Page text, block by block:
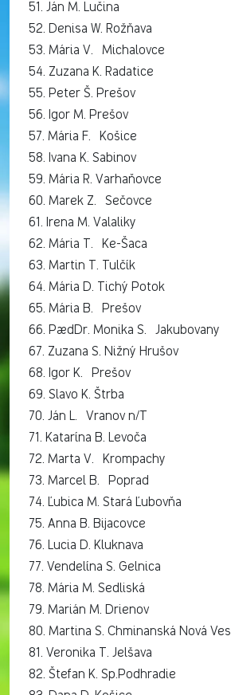
51. Ján M. Lučina
52. Denisa W. Rožňava
53. Mária V. Michalovce
54. Zuzana K. Radatice
55. Peter Š. Prešov
56. Igor M. Prešov
57. Mária F. Košice
58. Ivana K. Sabinov
59. Mária R. Varhaňovce
60. Marek Z. Sečovce
61. Irena M. Valaliky
62. Mária T. Ke-Šaca
63. Martin T. Tulčík
64. Mária D. Tichý Potok
65. Mária B. Prešov
66. PaedDr. Monika S. Jakubovany
67. Zuzana S. Nižný Hrušov
68. Igor K. Prešov
69. Slavo K. Štrba
70. Ján L. Vranov n/T
71. Katarína B. Levoča
72. Marta V. Krompachy
73. Marcel B. Poprad
74. Ľubica M. Stará Ľubovňa
75. Anna B. Bijacovce
76. Lucia D. Kluknava
77. Vendelína S. Gelnica
78. Mária M. Sedliská
79. Marián M. Drienov
80. Martina S. Chminanská Nová Ves
81. Veronika T. Jelšava
82. Štefan K. Sp.Podhradie